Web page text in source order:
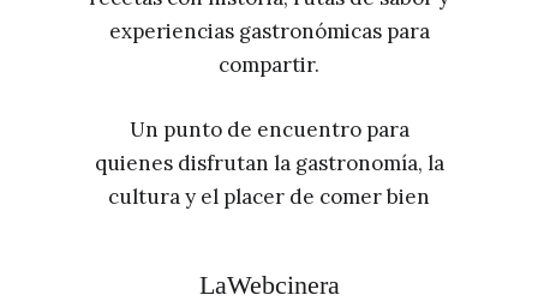
experiencias gastronómicas para
compartir.
Un punto de encuentro para
quienes disfrutan la gastronomía, la
cultura y el placer de comer bien
LaWebcinera